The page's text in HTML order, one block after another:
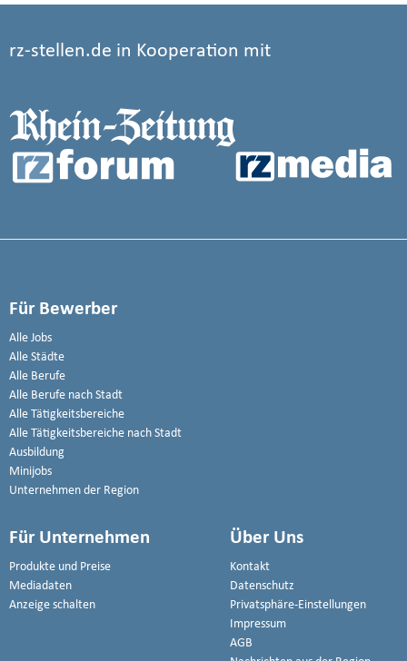
rz-stellen.de in Kooperation mit
Für Bewerber
Alle Jobs
Alle Städte
Alle Berufe
Alle Berufe nach Stadt
Alle Tätigkeitsbereiche
Alle Tätigkeitsbereiche nach Stadt
Ausbildung
Minijobs
Unternehmen der Region
Für Unternehmen
Produkte und Preise
Mediadaten
Anzeige schalten
Über Uns
Kontakt
Datenschutz
Privatsphäre-Einstellungen
Impressum
AGB